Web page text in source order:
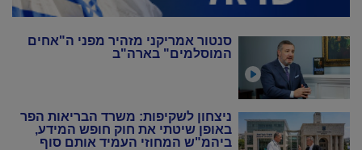
סנטור אמריקני מזהיר מפני ה"אחים
המוסלמים" בארה"ב
ניצחון לשקיפות: משרד הבריאות הפר
באופן שיטתי את חוק חופש המידע,
ביהמ"ש המחוזי העמיד אותם סוף